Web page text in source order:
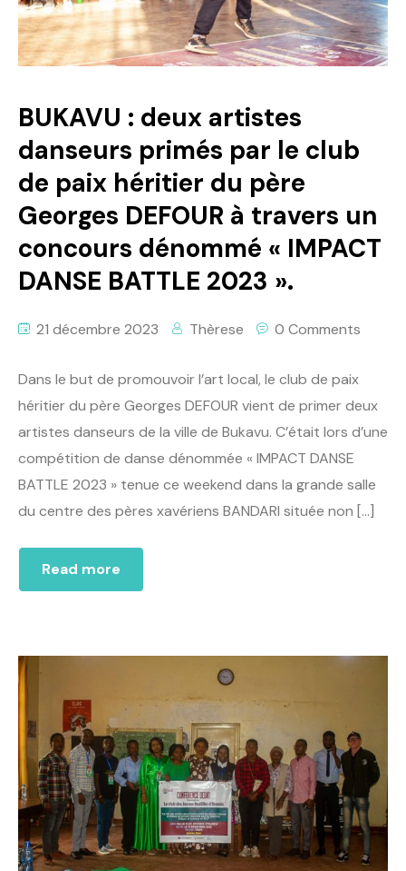
Politique
Technologies
Entreprenariat
BUKAVU : deux artistes
danseurs primés par le club
de paix héritier du père
Georges DEFOUR à travers un
concours dénommé « IMPACT
DANSE BATTLE 2023 ».
21 décembre 2023 Thèrese 0 Comments
Dans le but de promouvoir l’art local, le club de paix
héritier du père Georges DEFOUR vient de primer deux
artistes danseurs de la ville de Bukavu. C’était lors d’une
compétition de danse dénommée « IMPACT DANSE
BATTLE 2023 » tenue ce weekend dans la grande salle
du centre des pères xavériens BANDARI située non […]
Read more